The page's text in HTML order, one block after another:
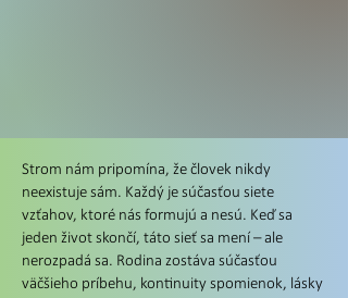
Strom nám pripomína, že človek nikdy
neexistuje sám. Každý je súčasťou siete
vzťahov, ktoré nás formujú a nesú. Keď sa
jeden život skončí, táto sieť sa mení – ale
nerozpadá sa. Rodina zostáva súčasťou
väčšieho príbehu, kontinuity spomienok, lásky